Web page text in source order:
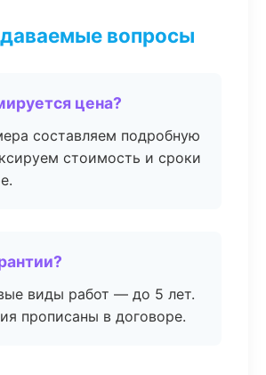
вопросы
цена?
составляем подробную
стоимость и сроки
виды работ — до 5 лет.
прописаны в договоре.